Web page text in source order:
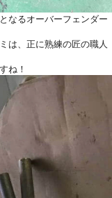
なるオーバーフェンダー
は、正に熟練の匠の職人
ね！